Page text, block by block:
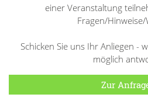
einer Veranstaltung
Fragen/Hinweise/
Schicken Sie uns Ihr Anliegen -
möglich
Zur